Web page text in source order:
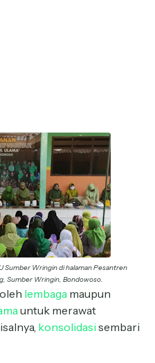
Sumber Wringin di halaman Pesantren
Sumber Wringin, Bondowoso.
lembaga maupun
untuk merawat
konsolidasi sembari